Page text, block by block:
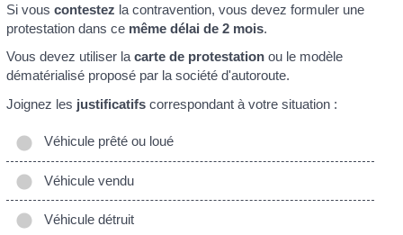
Si vous contestez la contravention, vous devez formuler une
protestation dans ce même délai de 2 mois.
Vous devez utiliser lacarte de protestationou le modèle
dématérialisé proposé par la société d'autoroute.
Joignez les justificatifscorrespondant à votre situation :
Véhicule prêté ou loué
Véhicule vendu
Véhicule détruit